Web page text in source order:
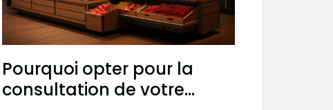
Pourquoi opter pour la
consultation de votre